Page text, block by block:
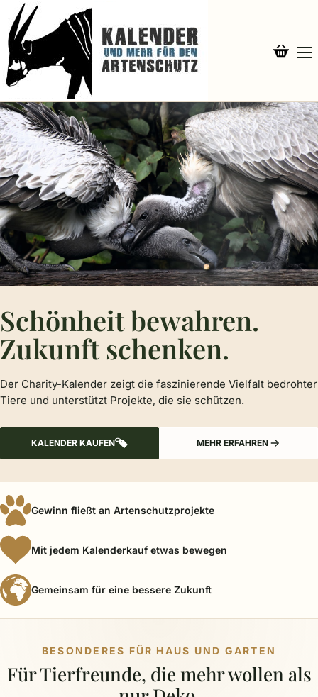
Schönheit bewahren.
Zukunft schenken.
Der Charity-Kalender zeigt die faszinierende Vielfalt bedrohter
Tiere und unterstützt Projekte, die sie schützen.
KALENDER KAUFEN MEHR ERFAHREN
Gewinn fließt an Artenschutzprojekte
Mit jedem Kalenderkauf etwas bewegen
Gemeinsam für eine bessere Zukunft
BESONDERES FÜR HAUS UND GARTEN
Für Tierfreunde, die mehr wollen als